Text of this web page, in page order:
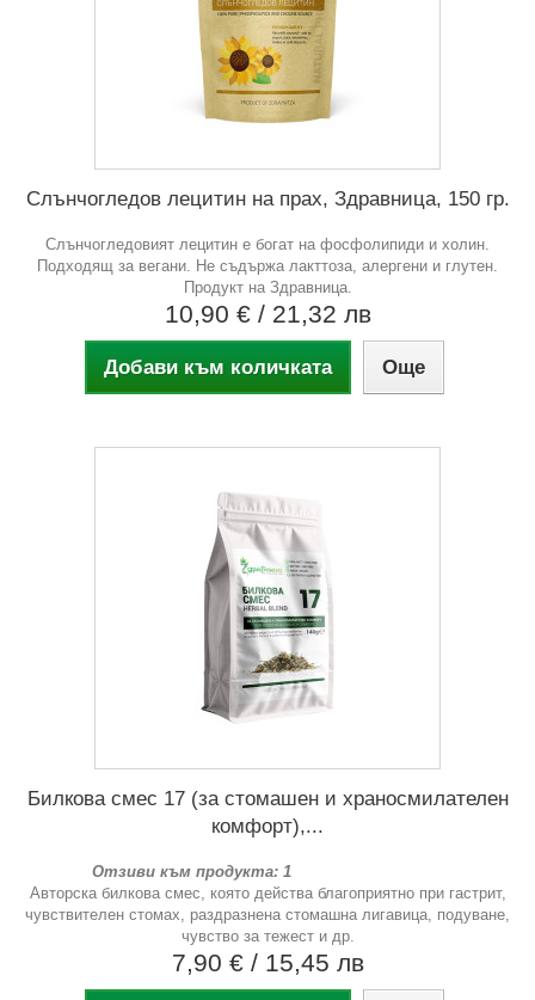
Слънчогледов лецитин на прах, Здравница, 150 гр.
Слънчогледовият лецитин е богат на фосфолипиди и холин.
Подходящ за вегани. Не съдържа лакттоза, алергени и глутен.
Продукт на Здравница.
10,90 € / 21,32 лв
Добави към количката Още
Билкова смес 17 (за стомашен и храносмилателен
комфорт),...
Отзиви към продукта: 1
Авторска билкова смес, която действа благоприятно при гастрит,
чувствителен стомах, раздразнена стомашна лигавица, подуване,
чувство за тежест и др.
7,90 € / 15,45 лв